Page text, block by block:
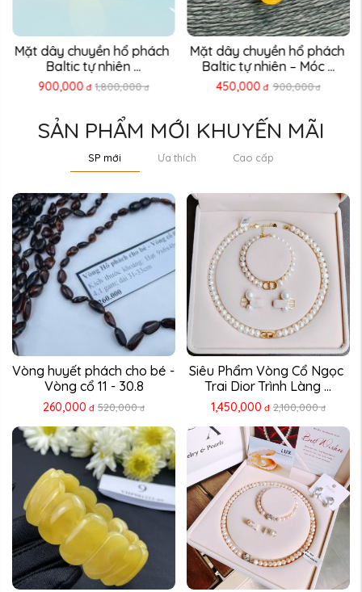
Mặt dây chuyền hổ phách
Baltic tự nhiên ...
900,000 đ 1,800,000 đ
Mặt dây chuyền hổ phách
Baltic tự nhiên – Móc ...
450,000 đ 900,000 đ
SẢN PHẨM MỚI KHUYẾN MÃI
SP mới Ưa thích Cao cấp
Vòng huyết phách cho bé -
Vòng cổ 11 - 30.8
260,000 đ 520,000 đ
Siêu Phẩm Vòng Cổ Ngọc
Trai Dior Trình Làng ...
1,450,000 đ 2,100,000 đ